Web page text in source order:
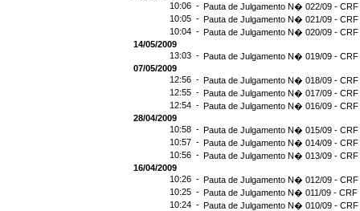
10:06 - Pauta de Julgamento N� 022/09 - CRF
10:05 - Pauta de Julgamento N� 021/09 - CRF
10:04 - Pauta de Julgamento N� 020/09 - CRF
14/05/2009
13:03 - Pauta de Julgamento N� 019/09 - CRF
07/05/2009
12:56 - Pauta de Julgamento N� 018/09 - CRF
12:55 - Pauta de Julgamento N� 017/09 - CRF
12:54 - Pauta de Julgamento N� 016/09 -
28/04/2009
10:58 - Pauta de Julgamento N� 015/09 - CRF
10:57 - Pauta de Julgamento N� 014/09 - CRF
10:56 - Pauta de Julgamento N� 013/09 - CRF
16/04/2009
10:26 - Pauta de Julgamento N� 012/09 - CRF
10:25 - Pauta de Julgamento N� 011/09 - CRF
10:24 - Pauta de Julgamento N� 010/09 - CRF